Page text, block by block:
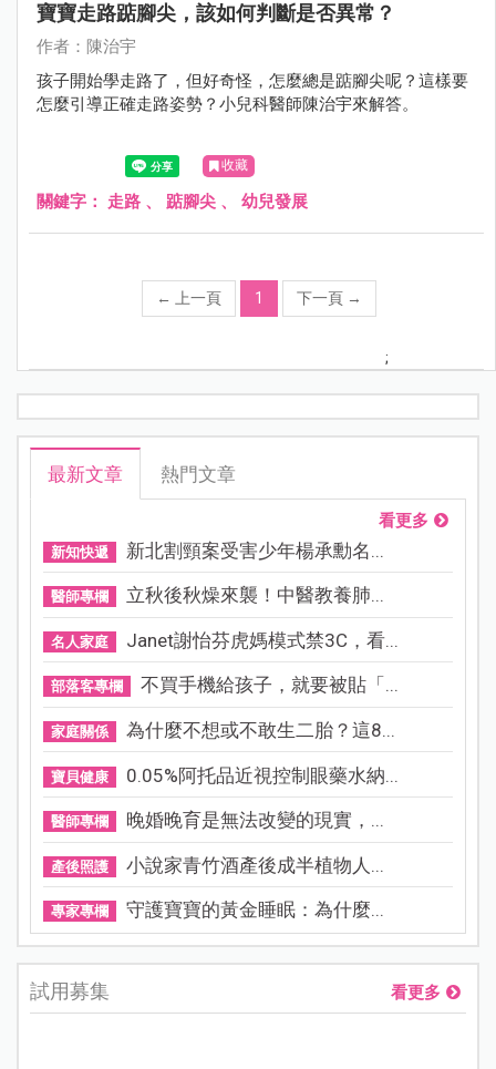
寶寶走路踮腳尖，該如何判斷是否異常？
作者：陳治宇
孩子開始學走路了，但好奇怪，怎麼總是踮腳尖呢？這樣要
怎麼引導正確走路姿勢？小兒科醫師陳治宇來解答。
收藏
關鍵字： 走路 、 踮腳尖 、 幼兒發展
← 上一頁 1 下一頁 →
;
最新文章 熱門文章
看更多
新知快遞 新北割頸案受害少年楊承勳名...
醫師專欄 立秋後秋燥來襲！中醫教養肺...
名人家庭 Janet謝怡芬虎媽模式禁3C，看...
部落客專欄 不買手機給孩子，就要被貼「...
家庭關係 為什麼不想或不敢生二胎？這8...
寶貝健康 0.05%阿托品近視控制眼藥水納...
醫師專欄 晚婚晚育是無法改變的現實，...
產後照護 小說家青竹酒產後成半植物人...
專家專欄 守護寶寶的黃金睡眠：為什麼...
試用募集 看更多